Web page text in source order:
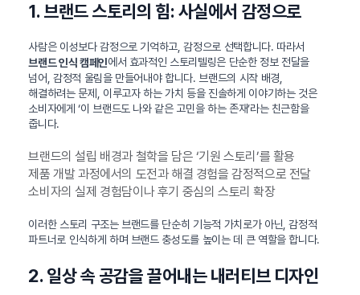
1. 브랜드 스토리의 힘: 사실에서 감정으로
사람은 이성보다 감정으로 기억하고, 감정으로 선택합니다. 따라서
브랜드 인식 캠페인에서 효과적인 스토리텔링은 단순한 정보 전달을
넘어, 감정적 울림을 만들어내야 합니다. 브랜드의 시작 배경,
해결하려는 문제, 이루고자 하는 가치 등을 진솔하게 이야기하는 것은
소비자에게 ‘이 브랜드도 나와 같은 고민을 하는 존재’라는 친근함을
줍니다.
브랜드의 설립 배경과 철학을 담은 ‘기원 스토리’를 활용
제품 개발 과정에서의 도전과 해결 경험을 감정적으로 전달
소비자의 실제 경험담이나 후기 중심의 스토리 확장
이러한 스토리 구조는 브랜드를 단순히 기능적 가치로가 아닌, 감정적
파트너로 인식하게 하며 브랜드 충성도를 높이는 데 큰 역할을 합니다.
2. 일상 속 공감을 끌어내는 내러티브 디자인